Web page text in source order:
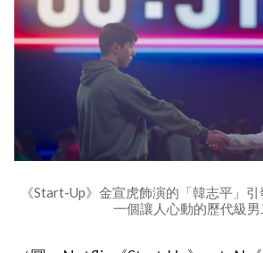
《Start-Up》金宣虎飾演的「韓志平」
一個讓人心動的歷代級男